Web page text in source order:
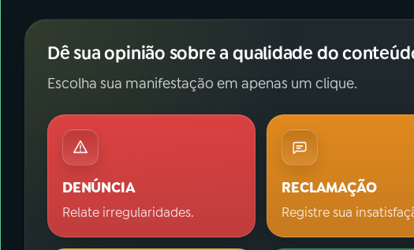
Dê sua opinião sobre a qualidade do
Escolha sua manifestação em apenas um clique.
DENÚNCIA
Relate irregularidades.
RECLAMAÇÃO
Registre sua